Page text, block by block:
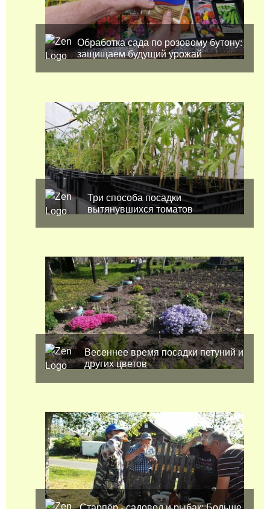
Обработка сада по розовому бутону:
защищаем будущий урожай
Три способа посадки
вытянувшихся томатов
Весеннее время посадки петуний и
других цветов